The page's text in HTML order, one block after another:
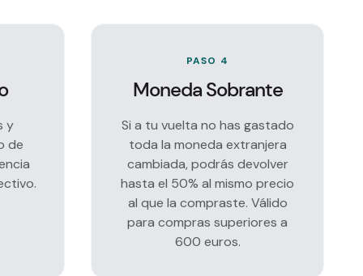
y
de
PASO 4
Moneda Sobrante
Si a tu vuelta no has gastado
toda la moneda extranjera
cambiada, podrás devolver
hasta el 50% al mismo precio
al que la compraste. Válido
para compras superiores a
600 euros.